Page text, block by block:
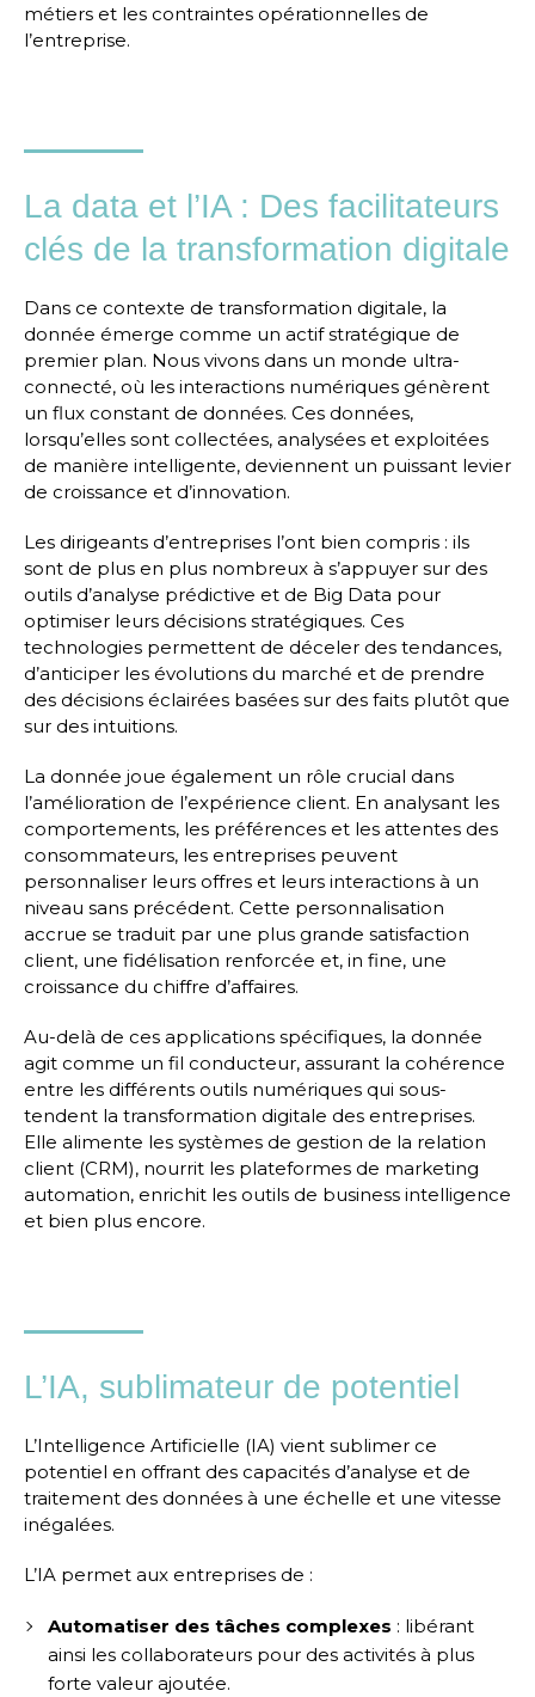
métiers et les contraintes opérationnelles de
l’entreprise.
La data et l’IA : Des facilitateurs
clés de la transformation digitale
Dans ce contexte de transformation digitale, la
donnée émerge comme un actif stratégique de
premier plan. Nous vivons dans un monde ultra-
connecté, où les interactions numériques génèrent
un flux constant de données. Ces données,
lorsqu’elles sont collectées, analysées et exploitées
de manière intelligente, deviennent un puissant levier
de croissance et d’innovation.
Les dirigeants d’entreprises l’ont bien compris : ils
sont de plus en plus nombreux à s’appuyer sur des
outils d’analyse prédictive et de Big Data pour
optimiser leurs décisions stratégiques. Ces
technologies permettent de déceler des tendances,
d’anticiper les évolutions du marché et de prendre
des décisions éclairées basées sur des faits plutôt que
sur des intuitions.
La donnée joue également un rôle crucial dans
l’amélioration de l’expérience client. En analysant les
comportements, les préférences et les attentes des
consommateurs, les entreprises peuvent
personnaliser leurs offres et leurs interactions à un
niveau sans précédent. Cette personnalisation
accrue se traduit par une plus grande satisfaction
client, une fidélisation renforcée et, in fine, une
croissance du chiffre d’affaires.
Au-delà de ces applications spécifiques, la donnée
agit comme un fil conducteur, assurant la cohérence
entre les différents outils numériques qui sous-
tendent la transformation digitale des entreprises.
Elle alimente les systèmes de gestion de la relation
client (CRM), nourrit les plateformes de marketing
automation, enrichit les outils de business intelligence
et bien plus encore.
L’IA, sublimateur de potentiel
L’Intelligence Artificielle (IA) vient sublimer ce
potentiel en offrant des capacités d’analyse et de
traitement des données à une échelle et une vitesse
inégalées.
L’IA permet aux entreprises de :
Automatiser des tâches complexes : libérant
ainsi les collaborateurs pour des activités à plus
forte valeur ajoutée.